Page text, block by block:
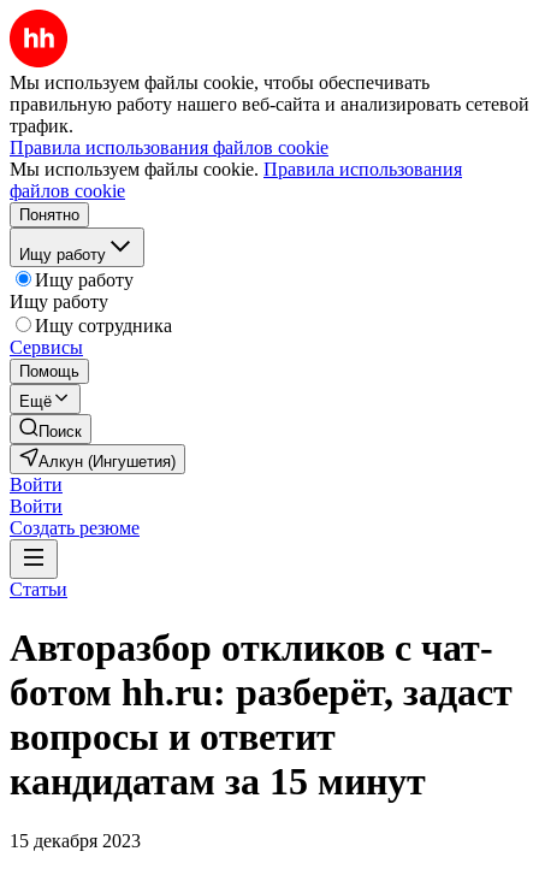
Мы используем файлы cookie, чтобы обеспечивать
правильную работу нашего веб-сайта и анализировать сетевой
трафик.
Правила использования файлов cookie
Мы используем файлы cookie. Правила использования
файлов cookie
Понятно
Ищу работу
Ищу работу
Ищу работу
Ищу сотрудника
Сервисы
Помощь
Ещё
Поиск
Алкун (Ингушетия)
Войти
Войти
Создать резюме
Статьи
Авторазбор откликов с чат-
ботом hh.ru: разберёт, задаст
вопросы и ответит
кандидатам за 15 минут
15 декабря 2023